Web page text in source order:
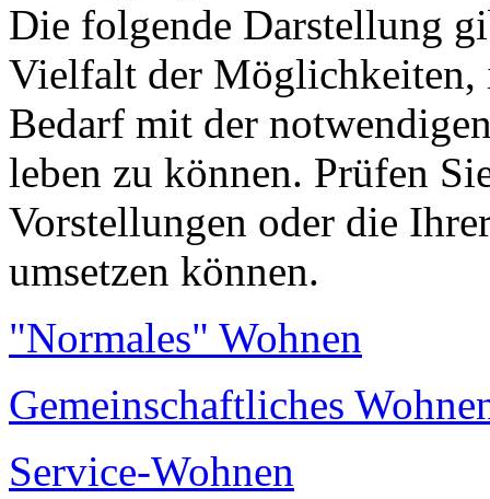
Die folgende Darstellung
Vielfalt der Möglichkeiten,
Bedarf mit der
leben zu können. Prüfen
Vorstellungen oder die
umsetzen können.
"Normales" Wohnen
Gemeinschaftliches
Service-Wohnen